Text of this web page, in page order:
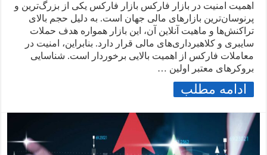
اهمیت امنیت در بازار فارکس بازار فارکس یکی از بزرگ‌ترین و
پرنوسان‌ترین بازارهای مالی جهان است. به دلیل حجم بالای
تراکنش‌ها و ماهیت آنلاین آن، این بازار همواره هدف حملات
سایبری و کلاهبرداری‌های مالی قرار دارد. بنابراین، امنیت در
معاملات فارکس از اهمیت بالایی برخوردار است. شناسایی
بروکرهای معتبر اولین …
ادامه مطلب